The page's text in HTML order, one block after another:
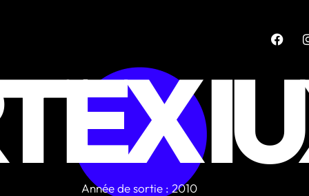
Année de sortie : 2010